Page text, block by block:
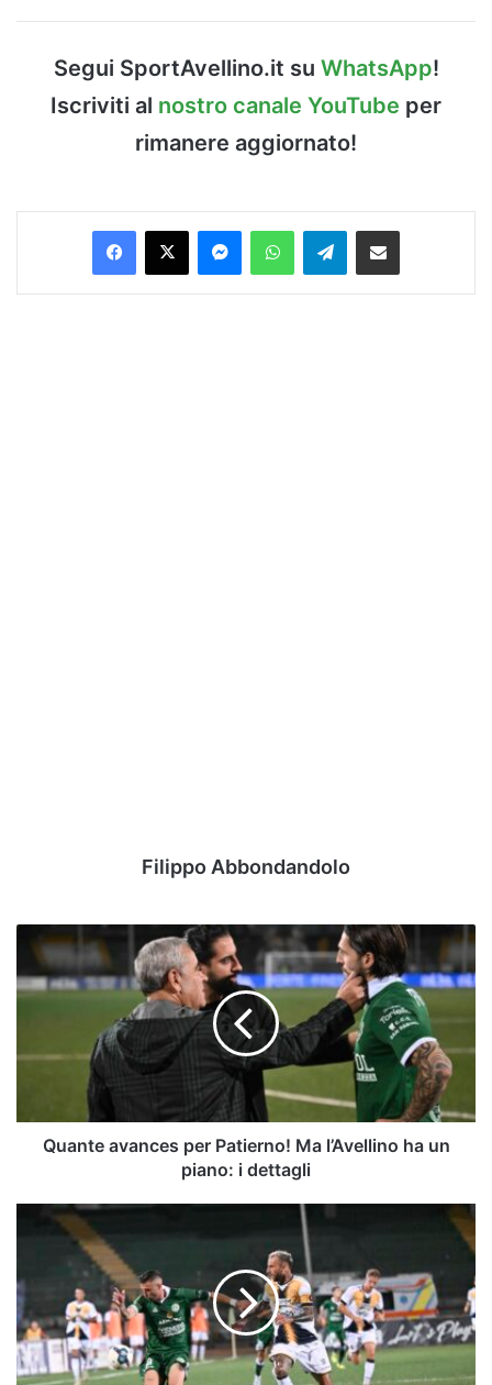
Segui SportAvellino.it su WhatsApp!
Iscriviti al nostro canale YouTube per
rimanere aggiornato!
Facebook
X MessengerWhatsAppTelegramCondividi via Email
Filippo Abbondandolo
Quante
avances
per
Patierno!
piano:
Quante avances per Patierno! Ma l’Avellino ha un
piano: i dettagli
Tribuzzi
Il
trequartista
interessa
a
un